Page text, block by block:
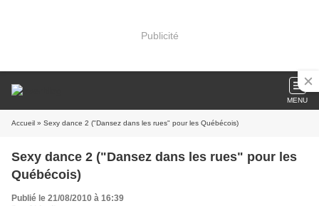
Publicité
MENU
Accueil » Sexy dance 2 ("Dansez dans les rues" pour les Québécois)
Sexy dance 2 ("Dansez dans les rues" pour les
Québécois)
Publié le 21/08/2010 à 16:39